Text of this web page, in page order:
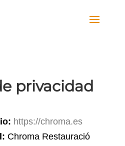
privacidad
https://chroma.es
Chroma Restauració